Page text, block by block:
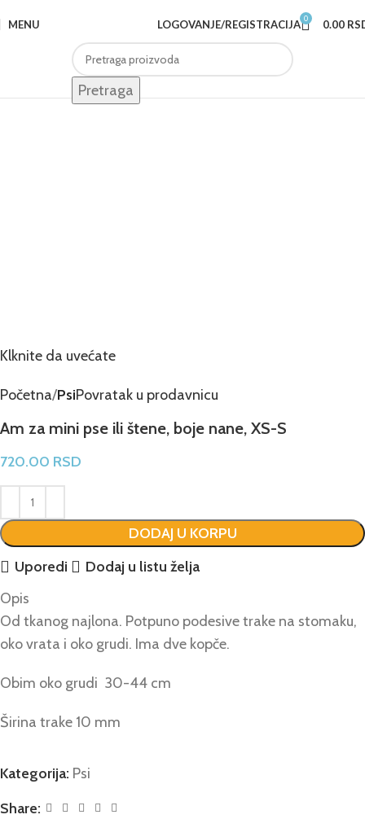
MENU LOGOVANJE/REGISTRACIJA 0 0.00
Pretraga
Klknite da uvećate
Početna PsiPovratak u prodavnicu
Am za mini pse ili štene, boje nane, XS-S
720.00 RSD
DODAJ U KORPU
Uporedi
Dodaj u listu želja
Opis
Od tkanog najlona. Potpuno podesive trake na stomaku,
oko vrata i oko grudi. Ima dve kopče.
Obim oko grudi 30-44 cm
Širina trake 10 mm
Kategorija: Psi
Share: